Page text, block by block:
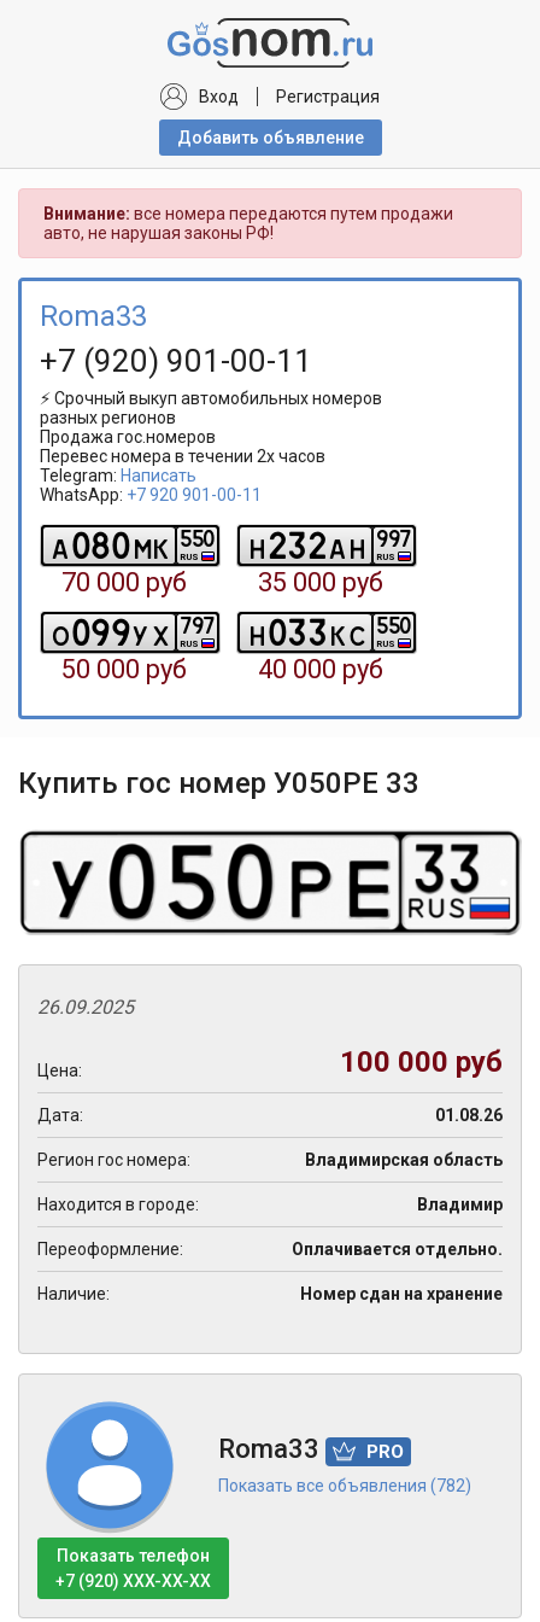
Вход Регистрация
Добавить объявлениe
Внимание: все номера передаются путем продажи
авто, не нарушая законы РФ!
Roma33
+7 (920) 901-00-11
⚡ Срочный выкуп автомобильных номеров
разных регионов
Продажа гос.номеров
Перевес номера в течении 2х часов
Telegram: Написать
WhatsApp: +7 920 901-00-11
a080mk RUS
550
70 000 руб
h232a h RUS
997
35 000 руб
o099y x RUS
797
50 000 руб
h033kc RUS
550
40 000 руб
Купить гос номер У050РЕ 33
26.09.2025
Цена: 100 000 руб
Дата: 01.08.26
Регион гос номера: Владимирская область
Находится в городе: Владимир
Переоформление: Оплачивается отдельно.
Наличие: Номер сдан на хранение
Roma33 PRO
Показать все объявления (782)
Показать телефон
+7 (920) XXX-XX-XX